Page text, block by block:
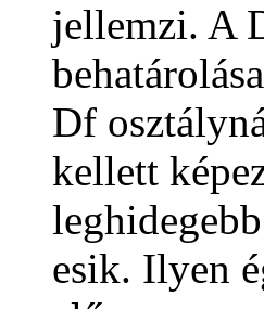
jellemzi. A
Df
kellett
esik. Ilyen